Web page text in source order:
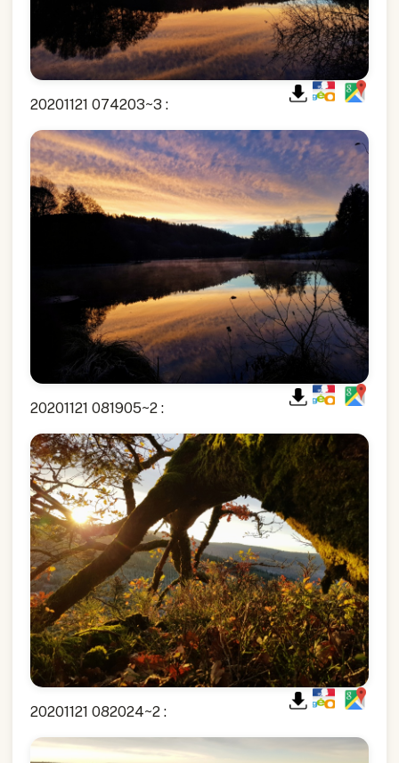
20201121 074203~3 :
20201121 081905~2 :
20201121 082024~2 :